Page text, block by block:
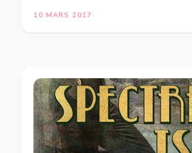
10 MARS 2017